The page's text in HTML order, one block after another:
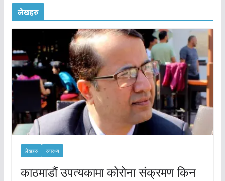
लेखहरु
लेखहरु स्वास्थ्य
काठमाडौं उपत्यकामा कोरोना संक्रमण किन